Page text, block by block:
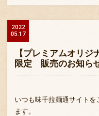
2022
05.17
【プレミアムオリジ
限定 販売のお知ら
いつも味千拉麺通サイト
ます。